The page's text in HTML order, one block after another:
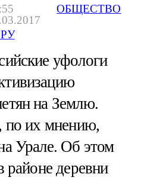
ОБЩЕСТВО
уфологи
на Землю.
по их мнению,
Урале. Об этом
районе деревни